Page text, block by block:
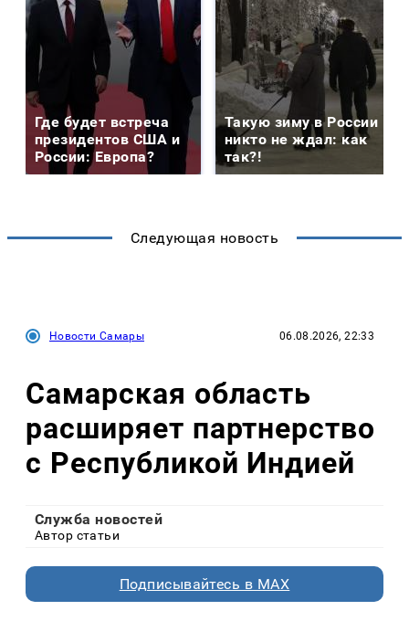
Где будет встреча
президентов США и
России: Европа?
Такую зиму в России
никто не ждал: как
так?!
Следующая новость
Новости Самары 06.08.2026, 22:33
Самарская область
расширяет партнерство
с Республикой Индией
Служба новостей
Автор статьи
Подписывайтесь в MAX